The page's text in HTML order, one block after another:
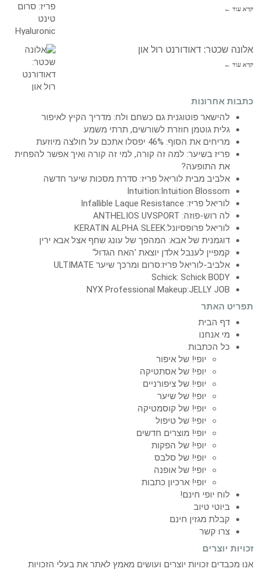
קרא עוד ←
אלונה שכטר: דאודורנט רול און
קרא עוד ←
כתבות אחרונות
להישאר פוטוגנית גם כשחם ולח: מדריך הקיץ לאיפור
גלית גוטמן חוזרת לשורשים, תרתי משמע
מריחים את הסוף: 46% יפסלו אתכם על חולצה מיוזעת
פריז בשיער: למה זה קורה, למי זה קורה ואיך אפשר להפחית
את התופעה?
אלביב מבית לוריאל פריז: סדרת מסכות שיער חדשה
Intuition:Intuition Blossom
לוריאל פריז: Infallible Laque Resistance
לה רוש-פוזה: ANTHELIOS UVSPORT
לוריאל פרופסיונל:KERATIN ALPHA SLEEK
דוגמנית של אבא: המהפך של עונג שחף אצל אבא ירין
קמפיין לענבל אלדן יוצאת 'האח הגדול'
אלביב-לוריאל פריז:סרום ומרכך שיער ULTIMATE
Schick: Schick BODY
NYX Professional Makeup:JELLY JOB
תפריט האתר
דף הבית
מי אנחנו
כל הכתבות
יופי! של איפור
יופי! של אסתטיקה
יופי! של ציפורניים
יופי! של שיער
יופי! של קוסמטיקה
יופי! של טיפול
יופי! מוצרים חדשים
יופי! של הפקות
יופי! של סלבס
יופי! של אופנה
יופי! ארכיון כתבות
לוח יופי חינם!
ביוטי טיוב
קבלת מגזין חינם
צרו קשר
זכויות יוצרים
אנו מכבדים זכויות יוצרים ועושים מאמץ לאתר את בעלי הזכויות